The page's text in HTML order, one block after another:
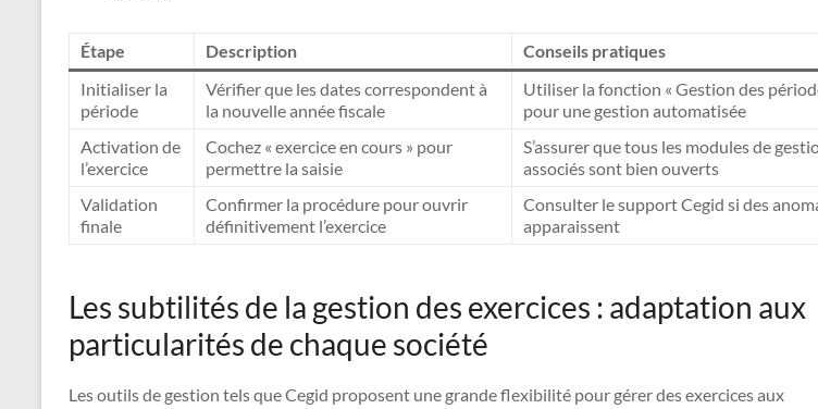
Étape Description
Conseils pratiques
Initialiser la
période
Vérifier que les dates correspondent à
la nouvelle année fiscale
Utiliser la fonction « Gestion des
pour une gestion automatisée
Activation de
l’exercice
Cochez « exercice en cours » pour
permettre la saisie
S’assurer que tous les modules de
associés sont bien ouverts
Validation
finale
Confirmer la procédure pour ouvrir
définitivement l’exercice
Consulter le support Cegid si des
apparaissent
Les subtilités de la gestion des exercices : adaptation aux
particularités de chaque société
Les outils de gestion tels que Cegid proposent une grande flexibilité pour gérer des exercices aux